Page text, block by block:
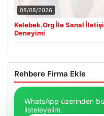
08/08/2026
Kelebek.Org İle Sanal
Deneyimi
Rehbere Firma Ekle
WhatsApp üzerinden
listeleyelim.